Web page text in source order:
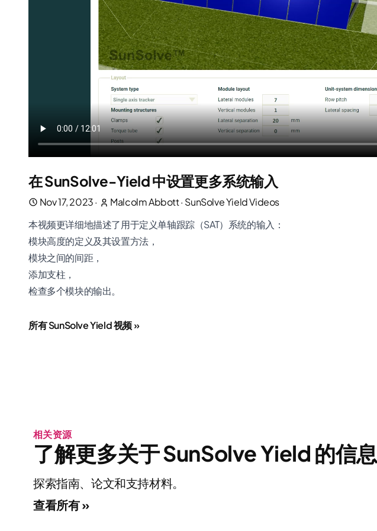
在 SunSolve-Yield 中设置更多系统输入
Nov 17, 2023· Malcolm Abbott· SunSolve Yield Videos
本视频更详细地描述了用于定义单轴跟踪（SAT）系统的输入：
模块高度的定义及其设置方法，
模块之间的间距，
添加支柱，
检查多个模块的输出。
所有 SunSolve Yield 视频 »
相关资源
了解更多关于 SunSolve Yield 的信息
探索指南、论文和支持材料。
查看所有 »